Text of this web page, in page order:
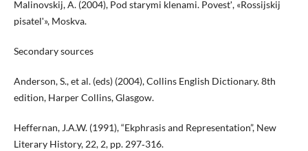
Malinovskij, A. (2004), Pod starymi klenami. Povestʹ, «Rossijskij
pisatelʹ», Moskva.
Secondary sources
Anderson, S., et al. (eds) (2004), Collins English Dictionary. 8th
edition, Harper Collins, Glasgow.
Heffernan, J.A.W. (1991), “Ekphrasis and Representation”, New
Literary History, 22, 2, pp. 297‑316.